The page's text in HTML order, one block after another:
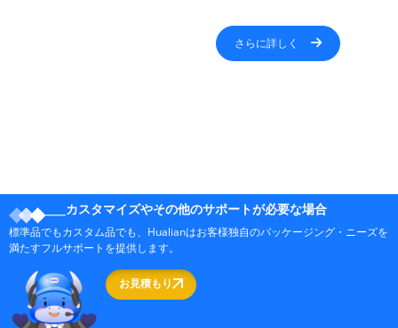
さらに詳しく
カスタマイズやその他のサポートが必要な場合
標準品でもカスタム品でも、Hualianはお客様独自のパッケージング・ニーズを
満たすフルサポートを提供します。
お見積もり